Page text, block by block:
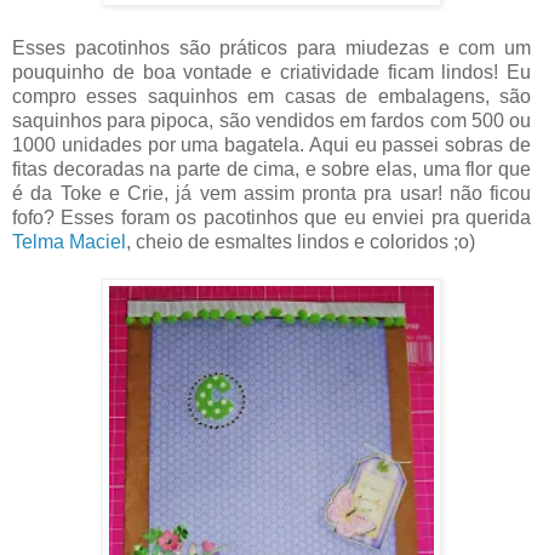
Esses pacotinhos são práticos para miudezas e com um
pouquinho de boa vontade e criatividade ficam lindos! Eu
compro esses saquinhos em casas de embalagens, são
saquinhos para pipoca, são vendidos em fardos com 500 ou
1000 unidades por uma bagatela. Aqui eu passei sobras de
fitas decoradas na parte de cima, e sobre elas, uma flor que
é da Toke e Crie, já vem assim pronta pra usar! não ficou
fofo? Esses foram os pacotinhos que eu enviei pra querida
Telma Maciel , cheio de esmaltes lindos e coloridos ;o)